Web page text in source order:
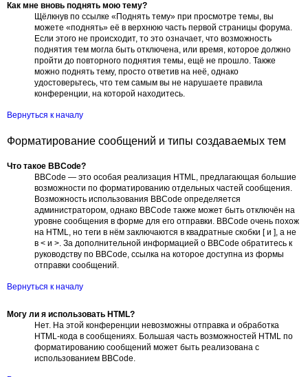
Как мне вновь поднять мою тему?
Щёлкнув по ссылке «Поднять тему» при просмотре темы, вы
можете «поднять» её в верхнюю часть первой страницы форума.
Если этого не происходит, то это означает, что возможность
поднятия тем могла быть отключена, или время, которое должно
пройти до повторного поднятия темы, ещё не прошло. Также
можно поднять тему, просто ответив на неё, однако
удостоверьтесь, что тем самым вы не нарушаете правила
конференции, на которой находитесь.
Вернуться к началу
Форматирование сообщений и типы создаваемых тем
Что такое BBCode?
BBCode — это особая реализация HTML, предлагающая большие
возможности по форматированию отдельных частей сообщения.
Возможность использования BBCode определяется
администратором, однако BBCode также может быть отключён на
уровне сообщения в форме для его отправки. BBCode очень похож
на HTML, но теги в нём заключаются в квадратные скобки [ и ], а не
в < и >. За дополнительной информацией о BBCode обратитесь к
руководству по BBCode, ссылка на которое доступна из формы
отправки сообщений.
Вернуться к началу
Могу ли я использовать HTML?
Нет. На этой конференции невозможны отправка и обработка
HTML-кода в сообщениях. Большая часть возможностей HTML по
форматированию сообщений может быть реализована с
использованием BBCode.